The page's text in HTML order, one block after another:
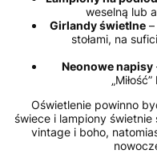
weselną lub
Girlandy świetlne–
stołami, na
Neonowe napisy
Oświetlenie powinno
świece i lampiony
vintage i boho,